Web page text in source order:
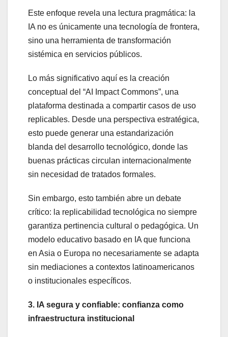
Este enfoque revela una lectura pragmática: la
IA no es únicamente una tecnología de frontera,
sino una herramienta de transformación
sistémica en servicios públicos.
Lo más significativo aquí es la creación
conceptual del “AI Impact Commons”, una
plataforma destinada a compartir casos de uso
replicables. Desde una perspectiva estratégica,
esto puede generar una estandarización
blanda del desarrollo tecnológico, donde las
buenas prácticas circulan internacionalmente
sin necesidad de tratados formales.
Sin embargo, esto también abre un debate
crítico: la replicabilidad tecnológica no siempre
garantiza pertinencia cultural o pedagógica. Un
modelo educativo basado en IA que funciona
en Asia o Europa no necesariamente se adapta
sin mediaciones a contextos latinoamericanos
o institucionales específicos.
3. IA segura y confiable: confianza como
infraestructura institucional